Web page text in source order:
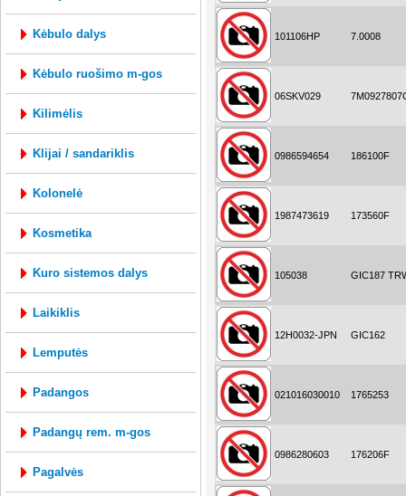
kėbulo dalys
kėbulo ruošimo m-gos
kilimėlis
klijai / sandariklis
kolonelė
kosmetika
kuro sistemos dalys
laikiklis
lemputės
padangos
padangų rem. m-gos
pagalvės
101106HP 7.0008
06SKV029
0986594654 186100F
1987473619 173560F
105038 GIC187
12H0032-JPN GIC162
021016030010 1765253
0986280603 176206F